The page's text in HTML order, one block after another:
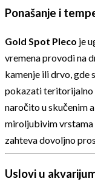
Ponašanje i
Gold Spot Pleco je
vremena provodi na
kamenje ili drvo, gde
pokazati teritorijalno
naročito u skučenim
miroljubivim
zahteva dovoljno
Uslovi u